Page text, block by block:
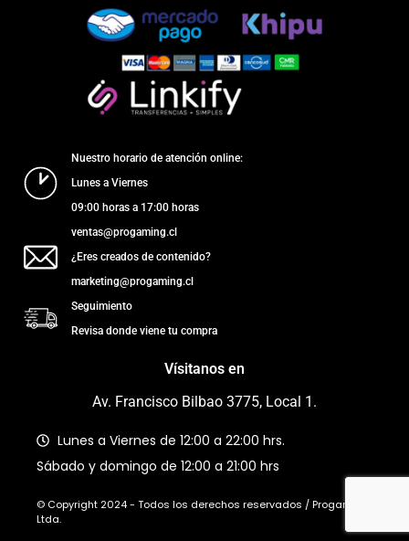
Nuestro horario de atención online:
Lunes a Viernes
09:00 horas a 17:00 horas
ventas@progaming.cl
¿Eres creados de contenido?
marketing@progaming.cl
Seguimiento
Revisa donde viene tu compra
Vísitanos en
Av. Francisco Bilbao 3775, Local 1.
Lunes a Viernes de 12:00 a 22:00 hrs.
Sábado y domingo de 12:00 a 21:00 hrs
© Copyright 2024 - Todos los derechos reservados / Progaming
Ltda.